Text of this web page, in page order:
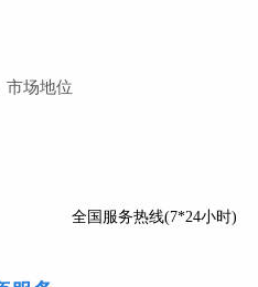
市场地位
全国服务热线(7*24小时)